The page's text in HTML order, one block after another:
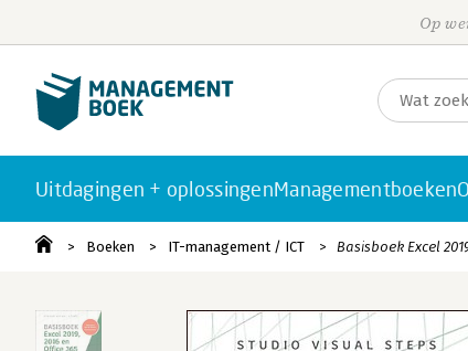
Op
Uitdagingen + oplossingenManagementboeken
Boeken IT-management / ICT Basisboek Excel